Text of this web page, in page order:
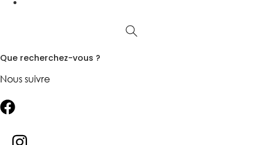
Que recherchez-vous ?
Nous suivre